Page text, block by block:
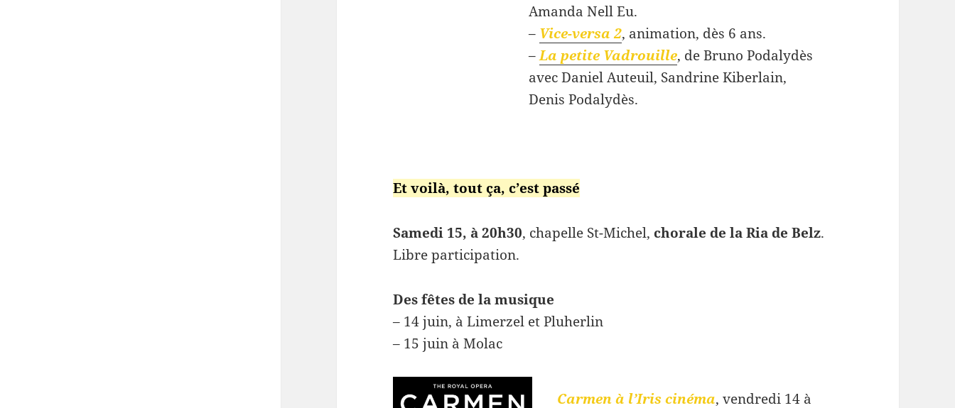
Amanda Nell Eu.
– Vice-versa 2, animation, dès 6 ans.
–La petite Vadrouille, de Bruno Podalydès
avec Daniel Auteuil, Sandrine Kiberlain,
Denis Podalydès.
Et voilà, tout ça, c’est passé
Samedi 15, à 20h30, chapelle St-Michel, chorale de la Ria de Belz.
Libre participation.
Des fêtes de la musique
– 14 juin, à Limerzel et Pluherlin
– 15 juin à Molac
Carmen à l’Iris cinéma, vendredi 14 à